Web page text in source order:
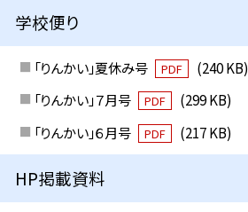
学校便り
「りんかい」夏休み号 PDF
(240 KB)
「りんかい」７月号
PDF
(299 KB)
「りんかい」６月号
PDF (217 KB)
HP掲載資料